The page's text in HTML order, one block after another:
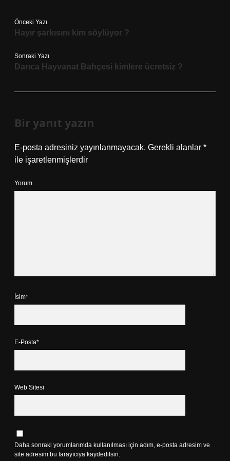
Önceki Yazı
Hayır şarkısını kim söylüyor ?
Sonraki Yazı
Darıca Hayvanat Bahçesi kimlere ücretsiz ?
Bir yanıt yazın
E-posta adresiniz yayınlanmayacak. Gerekli alanlar *
ile işaretlenmişlerdir
Yorum
İsim*
E-Posta*
Web Sitesi
Daha sonraki yorumlarımda kullanılması için adım, e-posta adresim ve
site adresim bu tarayıcıya kaydedilsin.